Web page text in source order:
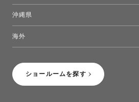
ショールームを探す
沖縄県
海外